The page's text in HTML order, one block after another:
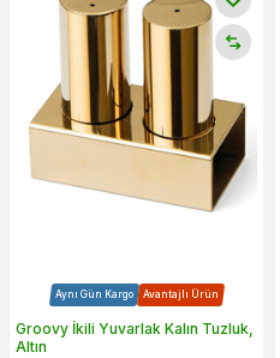
Aynı Gün Kargo Avantajlı Ürün
Groovy İkili Yuvarlak Kalın Tuzluk,
Altın